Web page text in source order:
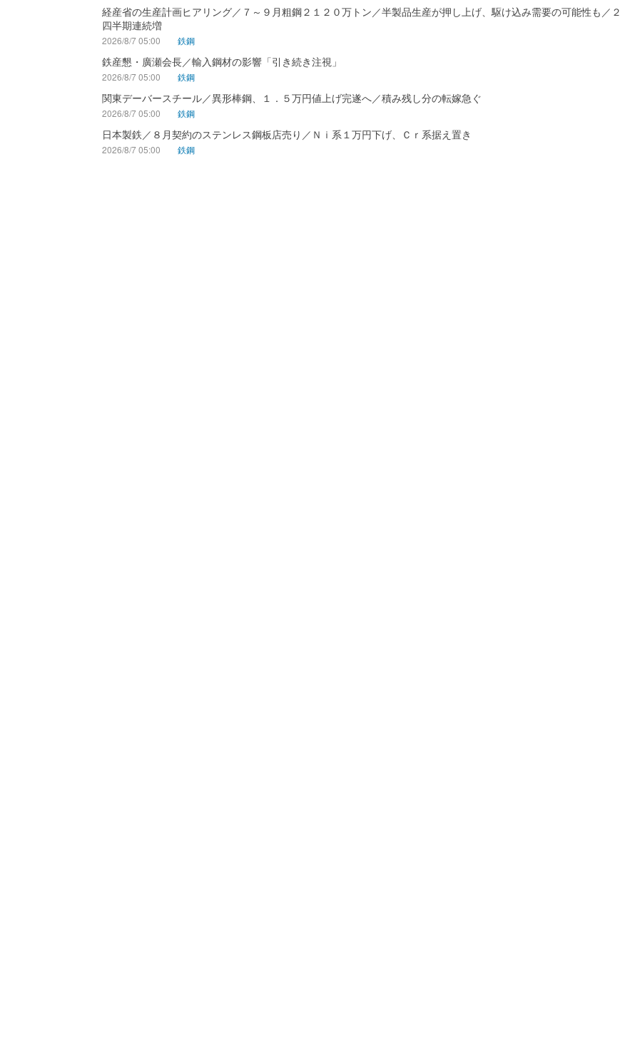
経産省の生産計画ヒアリング／７～９月粗鋼２１２０万トン／半製品生産が押し上げ、駆け込み需要の可能性も／２
四半期連続増
2026/8/7 05:00 鉄鋼
鉄産懇・廣瀬会長／輸入鋼材の影響「引き続き注視」
2026/8/7 05:00 鉄鋼
関東デーバースチール／異形棒鋼、１．５万円値上げ完遂へ／積み残し分の転嫁急ぐ
2026/8/7 05:00 鉄鋼
日本製鉄／８月契約のステンレス鋼板店売り／Ｎｉ系１万円下げ、Ｃｒ系据え置き
2026/8/7 05:00 鉄鋼